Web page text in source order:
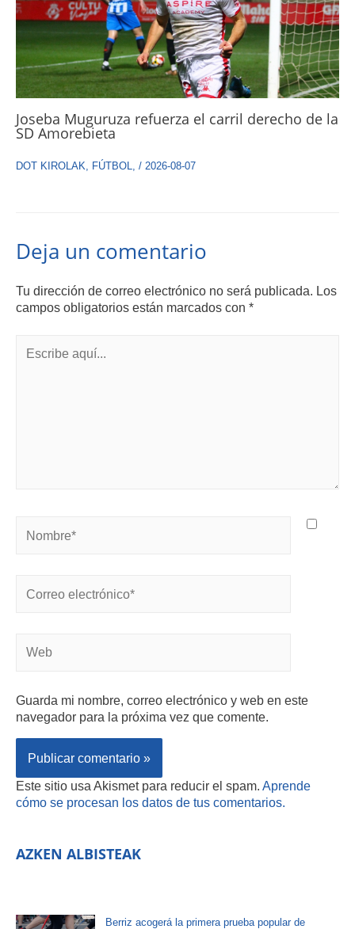
Joseba Muguruza refuerza el carril derecho de la
SD Amorebieta
DOT KIROLAK FÚTBOL / 2026-08-07
Deja un comentario
Tu dirección de correo electrónico no será publicada. Los
campos obligatorios están marcados con *
Guarda mi nombre, correo electrónico y web en este
navegador para la próxima vez que comente.
Este sitio usa Akismet para reducir el spam. Aprende
cómo se procesan los datos de tus comentarios.
AZKEN ALBISTEAK
Berriz acogerá la primera prueba popular de